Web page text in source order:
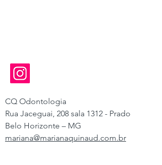
CQ Odontologia
Rua Jaceguai, 208 sala 1312 - Prado
Belo Horizonte – MG
mariana@marianaquinaud.com.br